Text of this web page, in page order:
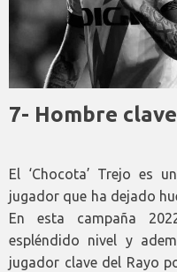
7- Hombre clave
El ‘Chocota’ Trejo es
jugador que ha dejado
En esta campaña
espléndido nivel y
jugador clave del Rayo